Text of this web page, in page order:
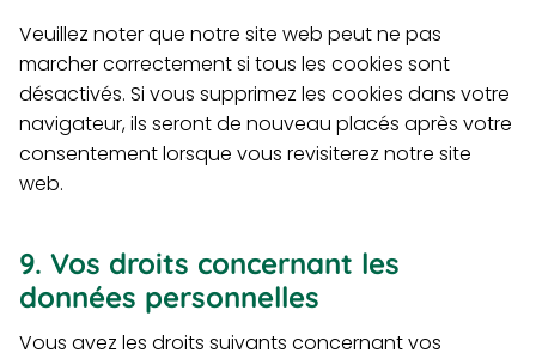
Veuillez noter que notre site web peut ne pas
marcher correctement si tous les cookies sont
désactivés. Si vous supprimez les cookies dans votre
navigateur, ils seront de nouveau placés après votre
consentement lorsque vous revisiterez notre site
web.
9. Vos droits concernant les
données personnelles
Vous avez les droits suivants concernant vos